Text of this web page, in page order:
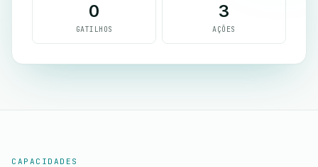
0
GATILHOS
3
AÇÕES
CAPACIDADES